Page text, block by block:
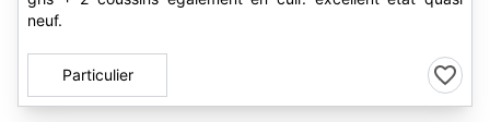
neuf.
Particulier